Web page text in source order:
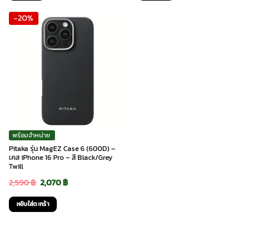
was:
2,790 ฿.1,955 ฿.
was:
-20%
พร้อมจำหน่าย
Pitaka รุ่น MagEZ Case 6 (600D) –
เคส iPhone 16 Pro – สี Black/Grey
Twill
2,590฿ Original
price
was:
2,070฿Current
หยิบใส่ตะกร้า